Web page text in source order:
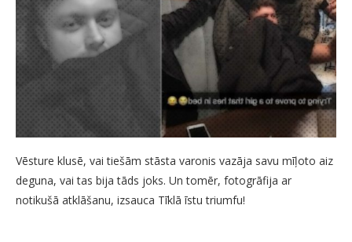
Vēsture klusē, vai tiešām stāsta varonis vazāja savu mīļoto aiz
deguna, vai tas bija tāds joks. Un tomēr, fotogrāfija ar
notikušā atklāšanu, izsauca Tīklā īstu triumfu!